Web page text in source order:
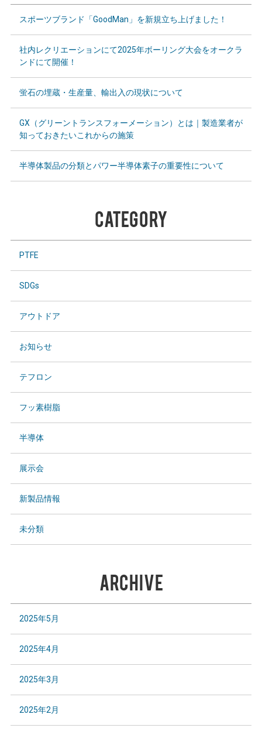
スポーツブランド「GoodMan」を新規立ち上げました！
社内レクリエーションにて2025年ボーリング大会をオークラ
ンドにて開催！
蛍石の埋蔵・生産量、輸出入の現状について
GX（グリーントランスフォーメーション）とは｜製造業者が
知っておきたいこれからの施策
半導体製品の分類とパワー半導体素子の重要性について
CATEGORY
PTFE
SDGs
アウトドア
お知らせ
テフロン
フッ素樹脂
半導体
展示会
新製品情報
未分類
ARCHIVE
2025年5月
2025年4月
2025年3月
2025年2月